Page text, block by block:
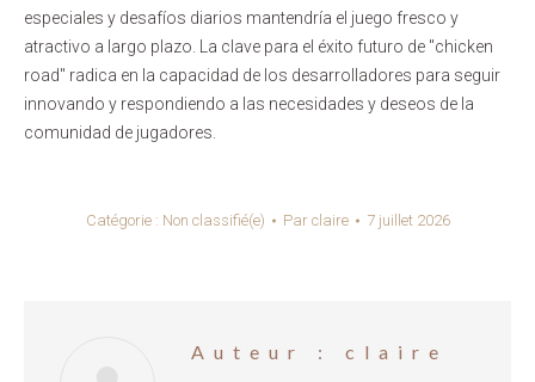
especiales y desafíos diarios mantendría el juego fresco y
atractivo a largo plazo. La clave para el éxito futuro de "chicken
road" radica en la capacidad de los desarrolladores para seguir
innovando y respondiendo a las necesidades y deseos de la
comunidad de jugadores.
Catégorie : Non classifié(e) Par claire 7 juillet 2026
Auteur : claire